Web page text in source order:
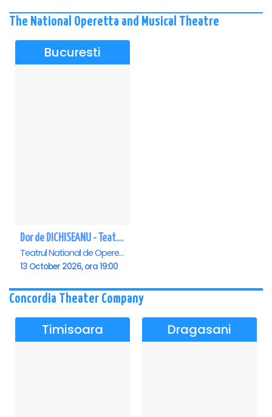
The National Operetta and Musical Theatre
Bucuresti
Dor de DICHISEANU - Teatrul Național de Operetă și Musical „Ion Dacian"
Teatrul National de Opereta si Musical Ion Dacian, Bucuresti
13 October 2026, ora 19:00
Concordia Theater Company
Timisoara Dragasani